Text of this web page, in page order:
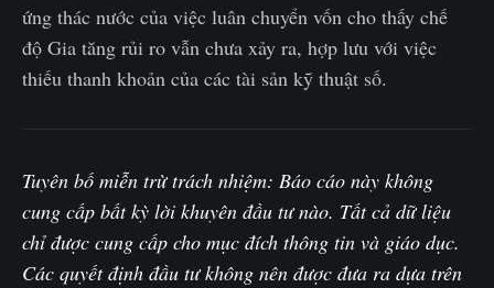
ứng thác nước của việc luân chuyển vốn cho thấy chế
độ Gia tăng rủi ro vẫn chưa xảy ra, hợp lưu với việc
thiếu thanh khoản của các tài sản kỹ thuật số.
Tuyên bố miễn trừ trách nhiệm: Báo cáo này không
cung cấp bất kỳ lời khuyên đầu tư nào. Tất cả dữ liệu
chỉ được cung cấp cho mục đích thông tin và giáo dục.
Các quyết định đầu tư không nên được đưa ra dựa trên